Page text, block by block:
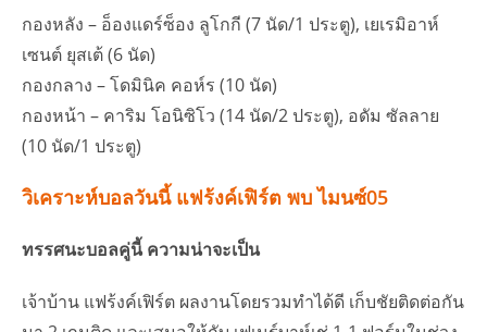
กองหลัง – อ็องแดร์ซ็อง ลูโกกี (7 นัด/1 ประตู), เยเรมิอาห์
เซนต์ ยุสเต้ (6 นัด)
กองกลาง – โดมินิค คอห์ร (10 นัด)
กองหน้า – คาริม โอนิซิโว (14 นัด/2 ประตู), อดัม ซัลลาย
(10 นัด/1 ประตู)
วิเคราะห์บอลวันนี้ แฟร้งค์เฟิร์ต พบ ไมนซ์05
ทรรศนะบอลคู่นี้ ความน่าจะเป็น
เจ้าบ้าน แฟร้งค์เฟิร์ต ผลงานโดยรวมทำได้ดี เก็บชัยติดต่อกัน